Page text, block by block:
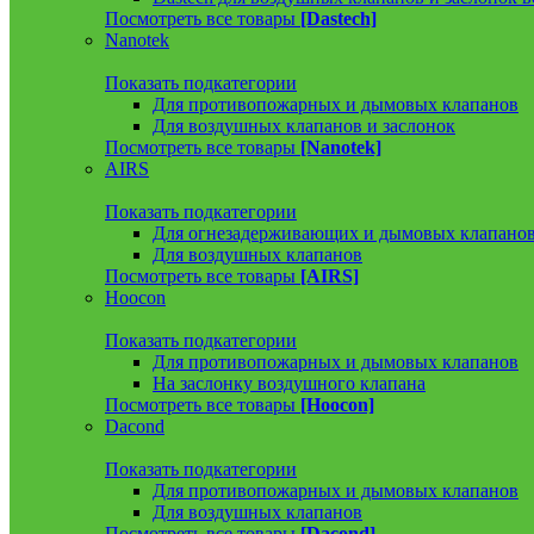
Посмотреть все товары [Dastech]
Nanotek
Показать подкатегории
Для противопожарных и дымовых клапанов
Для воздушных клапанов и заслонок
Посмотреть все товары [Nanotek]
AIRS
Показать подкатегории
Для огнезадерживающих и дымовых
Для воздушных клапанов
Посмотреть все товары [AIRS]
Hoocon
Показать подкатегории
Для противопожарных и дымовых клапанов
На заслонку воздушного клапана
Посмотреть все товары [Hoocon]
Dacond
Показать подкатегории
Для противопожарных и дымовых клапанов
Для воздушных клапанов